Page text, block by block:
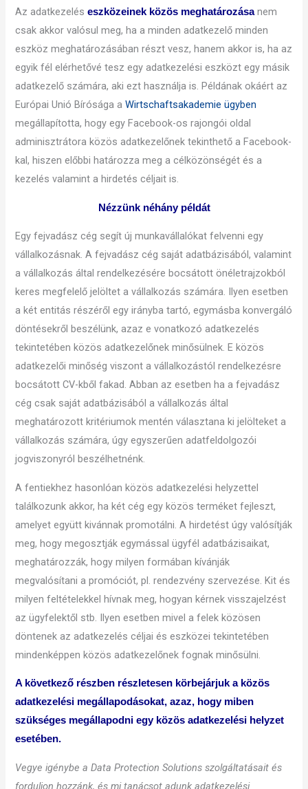
Az adatkezeléseszközeinek közös meghatározásanem
csak akkor valósul meg, ha a minden adatkezelő minden
eszköz meghatározásában részt vesz, hanem akkor is, ha az
egyik fél elérhetővé tesz egy adatkezelési eszközt egy másik
adatkezelő számára, aki ezt használja is. Példának okáért az
Európai Unió Bírósága aWirtschaftsakademie ügyben
megállapította, hogy egy Facebook-os rajongói oldal
adminisztrátora közös adatkezelőnek tekinthető a Facebook-
kal, hiszen előbbi határozza meg a célközönségét és a
kezelés valamint a hirdetés céljait is.
Nézzünk néhány példát
Egy fejvadász cég segít új munkavállalókat felvenni egy
vállalkozásnak. A fejvadász cég saját adatbázisából, valamint
a vállalkozás által rendelkezésére bocsátott önéletrajzokból
keres megfelelő jelöltet a vállalkozás számára. Ilyen esetben
a két entitás részéről egy irányba tartó, egymásba konvergáló
döntésekről beszélünk, azaz e vonatkozó adatkezelés
tekintetében közös adatkezelőnek minősülnek. E közös
adatkezelői minőség viszont a vállalkozástól rendelkezésre
bocsátott CV-kből fakad. Abban az esetben ha a fejvadász
cég csak saját adatbázisából a vállalkozás által
meghatározott kritériumok mentén választana ki jelölteket a
vállalkozás számára, úgy egyszerűen adatfeldolgozói
jogviszonyról beszélhetnénk.
A fentiekhez hasonlóan közös adatkezelési helyzettel
találkozunk akkor, ha két cég egy közös terméket fejleszt,
amelyet együtt kivánnak promotálni. A hirdetést úgy valósítják
meg, hogy megosztják egymással ügyfél adatbázisaikat,
meghatározzák, hogy milyen formában kívánják
megvalósítani a promóciót, pl. rendezvény szervezése. Kit és
milyen feltételekkel hívnak meg, hogyan kérnek visszajelzést
az ügyfelektől stb. Ilyen esetben mivel a felek közösen
döntenek az adatkezelés céljai és eszközei tekintetében
mindenképpen közös adatkezelőnek fognak minősülni.
A következő részben részletesen körbejárjuk a közös
adatkezelési megállapodásokat, azaz, hogy miben
szükséges megállapodni egy közös adatkezelési helyzet
esetében.
Vegye igénybe a Data Protection Solutions szolgáltatásait és
forduljon hozzánk, és mi tanácsot adunk adatkezelési